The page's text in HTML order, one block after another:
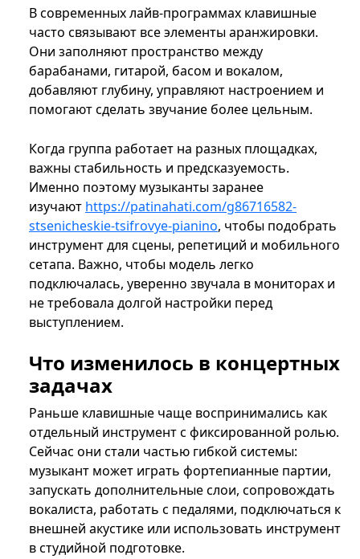
В современных лайв-программах клавишные
часто связывают все элементы аранжировки.
Они заполняют пространство между
барабанами, гитарой, басом и вокалом,
добавляют глубину, управляют настроением и
помогают сделать звучание более цельным.
Когда группа работает на разных площадках,
важны стабильность и предсказуемость.
Именно поэтому музыканты заранее
изучают https://patinahati.com/g86716582-
stsenicheskie-tsifrovye-pianino, чтобы подобрать
инструмент для сцены, репетиций и мобильного
сетапа. Важно, чтобы модель легко
подключалась, уверенно звучала в мониторах и
не требовала долгой настройки перед
выступлением.
Что изменилось в концертных
задачах
Раньше клавишные чаще воспринимались как
отдельный инструмент с фиксированной ролью.
Сейчас они стали частью гибкой системы:
музыкант может играть фортепианные партии,
запускать дополнительные слои, сопровождать
вокалиста, работать с педалями, подключаться к
внешней акустике или использовать инструмент
в студийной подготовке.